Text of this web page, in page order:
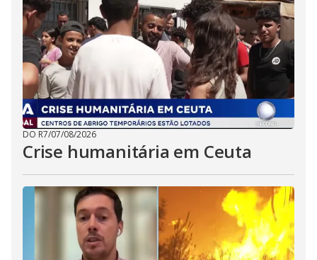
DO R7/07/08/2026
Crise humanitária em Ceuta